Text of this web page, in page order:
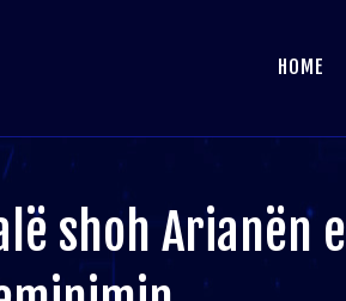
HOME
shoh Arianën e